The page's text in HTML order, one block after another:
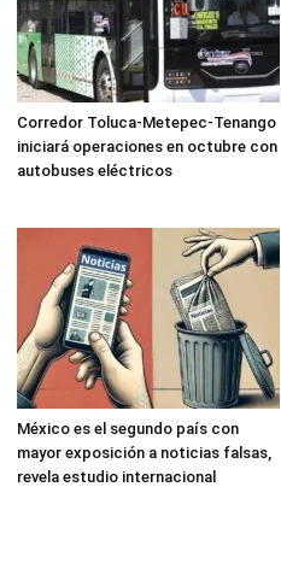
Corredor Toluca-Metepec-Tenango
iniciará operaciones en octubre con
autobuses eléctricos
México es el segundo país con
mayor exposición a noticias falsas,
revela estudio internacional